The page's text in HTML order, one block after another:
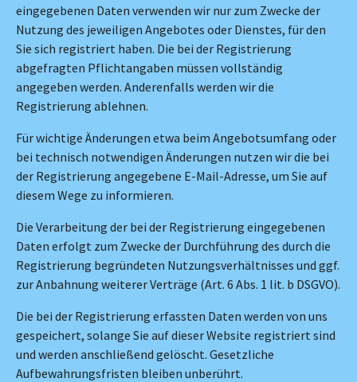
eingegebenen Daten verwenden wir nur zum Zwecke der
Nutzung des jeweiligen Angebotes oder Dienstes, für den
Sie sich registriert haben. Die bei der Registrierung
abgefragten Pflichtangaben müssen vollständig
angegeben werden. Anderenfalls werden wir die
Registrierung ablehnen.
Für wichtige Änderungen etwa beim Angebotsumfang oder
bei technisch notwendigen Änderungen nutzen wir die bei
der Registrierung angegebene E-Mail-Adresse, um Sie auf
diesem Wege zu informieren.
Die Verarbeitung der bei der Registrierung eingegebenen
Daten erfolgt zum Zwecke der Durchführung des durch die
Registrierung begründeten Nutzungsverhältnisses und ggf.
zur Anbahnung weiterer Verträge (Art. 6 Abs. 1 lit. b DSGVO).
Die bei der Registrierung erfassten Daten werden von uns
gespeichert, solange Sie auf dieser Website registriert sind
und werden anschließend gelöscht. Gesetzliche
Aufbewahrungsfristen bleiben unberührt.